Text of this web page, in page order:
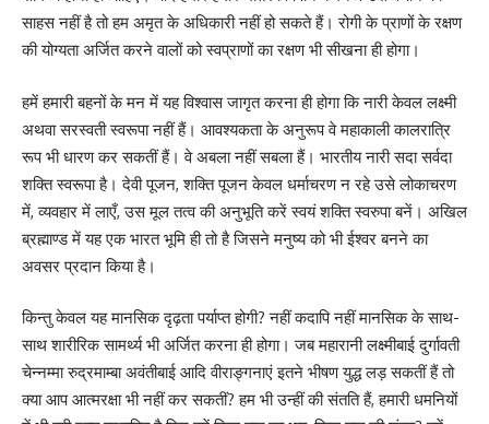
साहस नहीं है तो हम अमृत के अधिकारी नहीं हो सकते हैं। रोगी के प्राणों के रक्षण
की योग्यता अर्जित करने वालों को स्वप्राणों का रक्षण भी सीखना ही होगा।
हमें हमारी बहनों के मन में यह विश्वास जागृत करना ही होगा कि नारी केवल लक्ष्मी
अथवा सरस्वती स्वरूपा नहीं हैं। आवश्यकता के अनुरूप वे महाकाली कालरात्रि
रूप भी धारण कर सकतीं हैं। वे अबला नहीं सबला हैं। भारतीय नारी सदा सर्वदा
शक्ति स्वरूपा है। देवी पूजन, शक्ति पूजन केवल धर्माचरण न रहे उसे लोकाचरण
में, व्यवहार में लाएँ, उस मूल तत्व की अनुभूति करें स्वयं शक्ति स्वरुपा बनें। अखिल
ब्रह्माण्ड में यह एक भारत भूमि ही तो है जिसने मनुष्य को भी ईश्वर बनने का
अवसर प्रदान किया है।
किन्तु केवल यह मानसिक दृढ़ता पर्याप्त होगी? नहीं कदापि नहीं मानसिक के साथ-
साथ शारीरिक सामर्थ्य भी अर्जित करना ही होगा। जब महारानी लक्ष्मीबाई दुर्गावती
चेन्नम्मा रुद्रमाम्बा अवंतीबाई आदि वीराङ्गनाएं इतने भीषण युद्ध लड़ सकतीं हैं तो
क्या आप आत्मरक्षा भी नहीं कर सकतीं? हम भी उन्हीं की संतति हैं, हमारी धमनियों